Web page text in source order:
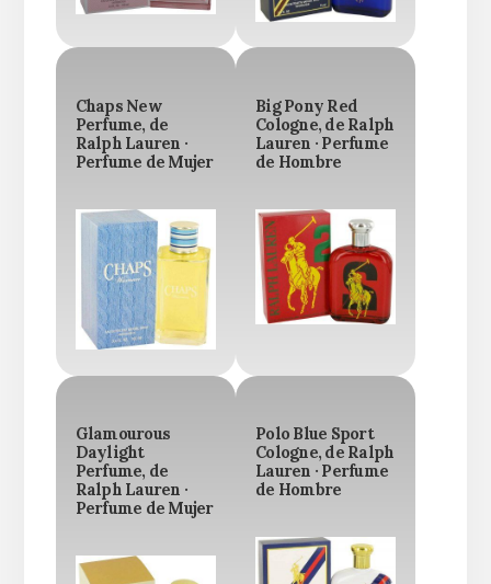
Chaps New
Perfume, de
Ralph Lauren ·
Perfume de Mujer
Big Pony Red
Cologne, de Ralph
Lauren · Perfume
de Hombre
Glamourous
Daylight
Perfume, de
Ralph Lauren ·
Perfume de Mujer
Polo Blue Sport
Cologne, de Ralph
Lauren · Perfume
de Hombre